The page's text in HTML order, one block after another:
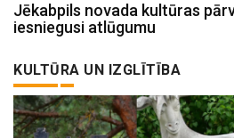
Jēkabpils novada kultūras
iesniegusi atlūgumu
KULTŪRA UN IZGLĪTĪBA